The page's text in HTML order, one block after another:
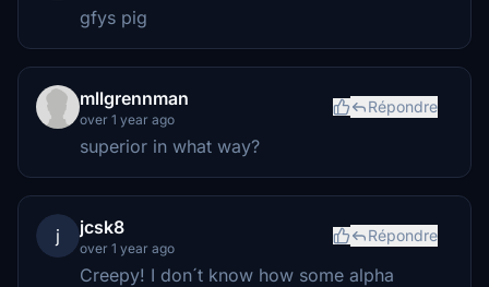
gfys pig
mllgrennman
over 1 year ago
Répondre
superior in what way?
j jcsk8
over 1 year ago
Répondre
Creepy! I don´t know how some alpha